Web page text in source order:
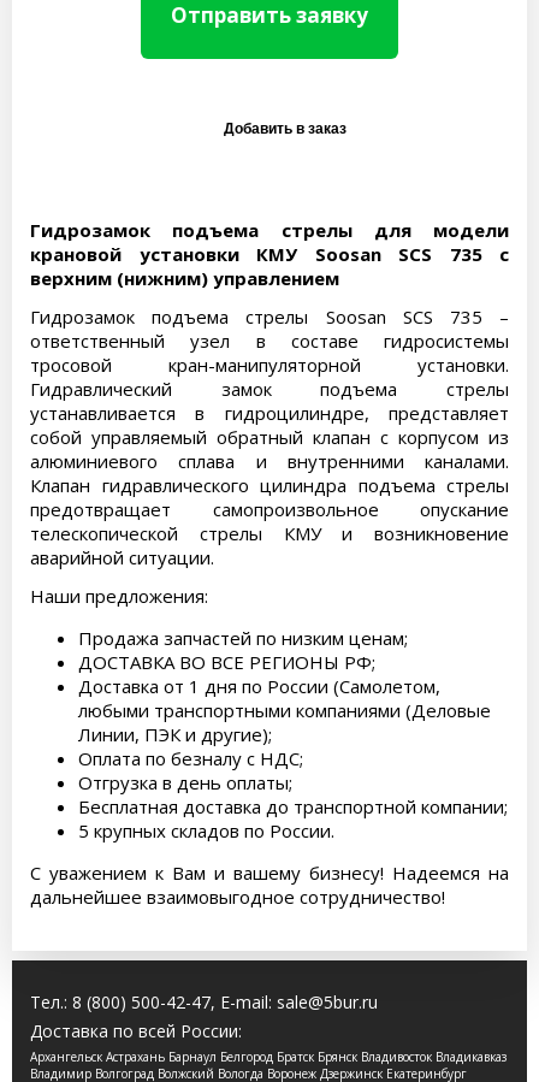
Отправить заявку
Гидрозамок подъема стрелы для модели
крановой установки КМУ Soosan SCS 735 с
верхним (нижним) управлением
Гидрозамок подъема стрелы Soosan SCS 735 –
ответственный узел в составе гидросистемы
тросовой кран-манипуляторной установки.
Гидравлический замок подъема стрелы
устанавливается в гидроцилиндре, представляет
собой управляемый обратный клапан с корпусом из
алюминиевого сплава и внутренними каналами.
Клапан гидравлического цилиндра подъема стрелы
предотвращает самопроизвольное опускание
телескопической стрелы КМУ и возникновение
аварийной ситуации.
Наши предложения:
Продажа запчастей по низким ценам;
ДОСТАВКА ВО ВСЕ РЕГИОНЫ РФ;
Доставка от 1 дня по России (Самолетом,
любыми транспортными компаниями (Деловые
Линии, ПЭК и другие);
Оплата по безналу с НДС;
Отгрузка в день оплаты;
Бесплатная доставка до транспортной компании;
5 крупных складов по России.
С уважением к Вам и вашему бизнесу! Надеемся на
дальнейшее взаимовыгодное сотрудничество!
Тел.: 8 (800) 500-42-47, E-mail: sale@5bur.ru
Доставка по всей России:
Архангельск Астрахань Барнаул Белгород Братск Брянск Владивосток Владикавказ
Владимир Волгоград Волжский Вологда Воронеж Дзержинск Екатеринбург